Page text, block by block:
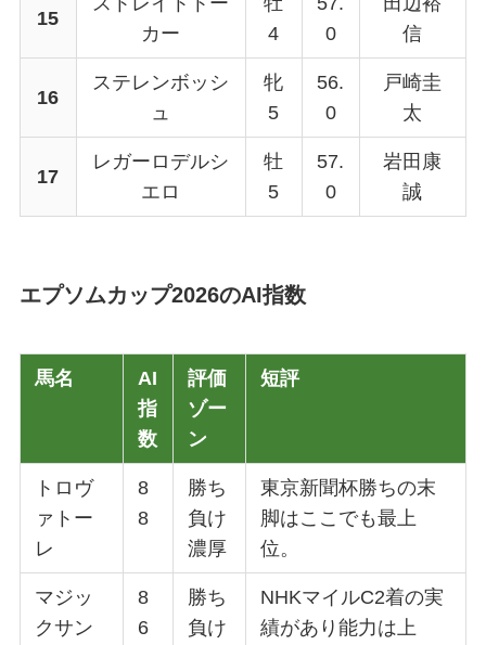
15
カー
4
0
信
16
ステレンボッシ
ュ
牝
5
56.
0
戸崎圭
太
17
レガーロデルシ
エロ
牡
5
57.
0
岩田康
誠
エプソムカップ2026のAI指数
馬名
AI
指
数
評価
ゾー
ン
短評
トロヴ
ァトー
レ
8
8
勝ち
負け
濃厚
東京新聞杯勝ちの末
脚はここでも最上
位。
マジッ
クサン
8
6
勝ち
負け
NHKマイルC2着の実
績があり能力は上